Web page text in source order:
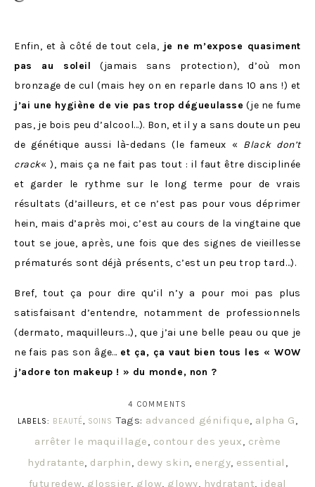
Enfin, et à côté de tout cela, je ne m’expose quasiment
pas au soleil (jamais sans protection), d’où mon
bronzage de cul (mais hey on en reparle dans 10 ans !) et
j’ai une hygiène de vie pas trop dégueulasse (je ne fume
pas, je bois peu d’alcool…). Bon, et il y a sans doute un peu
de génétique aussi là-dedans (le fameux « Black don’t
crack« ), mais ça ne fait pas tout : il faut être disciplinée
et garder le rythme sur le long terme pour de vrais
résultats (d’ailleurs, et ce n’est pas pour vous déprimer
hein, mais d’après moi, c’est au cours de la vingtaine que
tout se joue, après, une fois que des signes de vieillesse
prématurés sont déjà présents, c’est un peu trop tard…).
Bref, tout ça pour dire qu’il n’y a pour moi pas plus
satisfaisant d’entendre, notamment de professionnels
(dermato, maquilleurs…), que j’ai une belle peau ou que je
ne fais pas son âge… et ça, ça vaut bien tous les « WOW
j’adore ton makeup ! » du monde, non ?
4 COMMENTS
LABELS: BEAUTÉ, SOINS Tags: advanced génifique, alpha G,
arrêter le maquillage, contour des yeux, crème
hydratante, darphin, dewy skin, energy, essential ,
futuredew, glossier, glow, glowy, hydratant, ideal